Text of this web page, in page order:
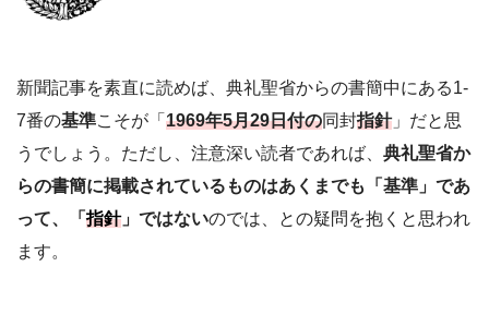
新聞記事を素直に読めば、典礼聖省からの書簡中にある1-
7番の基準こそが「 1969年5月29日付の同封指針」だと思
うでしょう。ただし、注意深い読者であれば、 典礼聖省か
らの書簡に掲載されているものはあくまでも「基準」であ
って、「指針」ではないのでは、との疑問を抱くと思われ
ます。